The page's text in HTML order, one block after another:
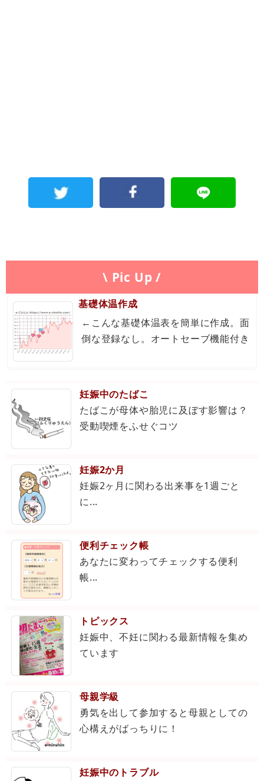
\ Pic Up /
基礎体温作成
←こんな基礎体温表を簡単に作成。面
倒な登録なし。オートセーブ機能付き
妊娠中のたばこ
たばこが母体や胎児に及ぼす影響は？
受動喫煙をふせぐコツ
妊娠2か月
妊娠2ヶ月に関わる出来事を1週ごと
に...
便利チェック帳
あなたに変わってチェックする便利
帳...
トピックス
妊娠中、不妊に関わる最新情報を集め
ています
母親学級
勇気を出して参加すると母親としての
心構えがばっちりに！
妊娠中のトラブル